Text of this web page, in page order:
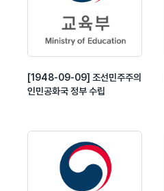
[1948-09-09] 조선민주주의
인민공화국 정부 수립